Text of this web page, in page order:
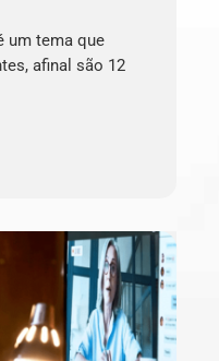
um tema que
afinal são 12